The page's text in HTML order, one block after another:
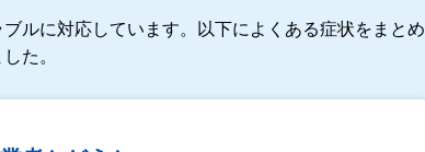
ルに対応しています。以下によくある症状をまとめ
した。